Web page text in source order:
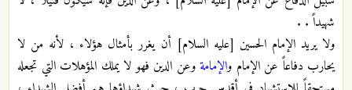
شهيداً . .
ولا يريد الإمام الحسين [عليه السلام] أن يغرر بأمثال هؤلاء ، لأنه من لا
يحارب دفاعاً عن الإمام والإمامةوعن الدين فهو لا يملك المؤهلات التي تجعله